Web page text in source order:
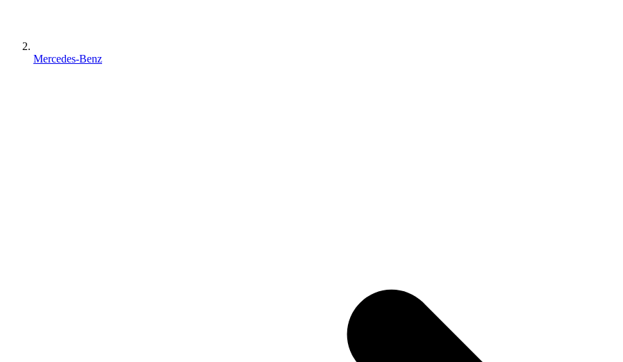
Mercedes-Benz